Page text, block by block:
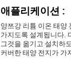
애플리케이션 :
양쯔강 리튬 이온 태양
가지도록 설계됩니다.
그것을 옮기고 설치하
커버한 태양 전지가 가